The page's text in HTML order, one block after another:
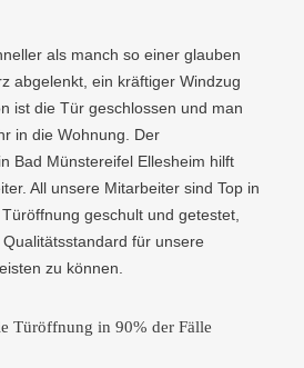
als manch so einer glauben
abgelenkt, ein kräftiger Windzug
ist die Tür geschlossen und man
in die Wohnung. Der
Bad Münstereifel Ellesheim hilft
All unsere Mitarbeiter sind Top in
geschult und getestet,
für unsere
zu können.
Türöffnung in 90% der Fälle